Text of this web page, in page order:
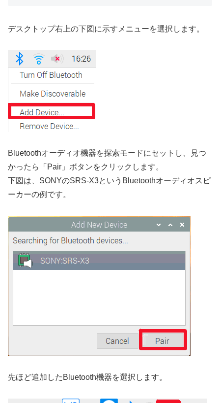
デスクトップ右上の下図に示すメニューを選択します。
Bluetoothオーディオ機器を探索モードにセットし、見つ
かったら「Pair」ボタンをクリックします。
下図は、SONYのSRS-X3というBluetoothオーディオスピ
ーカーの例です。
先ほど追加したBluetooth機器を選択します。